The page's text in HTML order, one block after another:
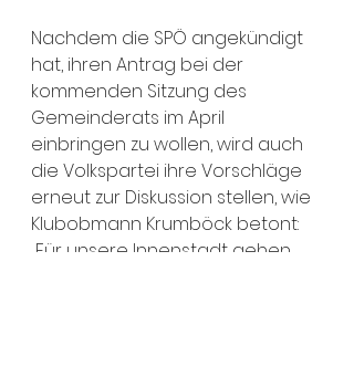
Nachdem die SPÖ angekündigt
hat, ihren Antrag bei der
kommenden Sitzung des
Gemeinderats im April
einbringen zu wollen, wird auch
die Volkspartei ihre Vorschläge
erneut zur Diskussion stellen, wie
Klubobmann Krumböck betont:
„Für unsere Innenstadt gehen